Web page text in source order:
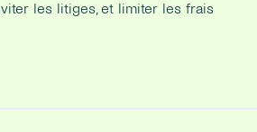
les litiges, et limiter les frais